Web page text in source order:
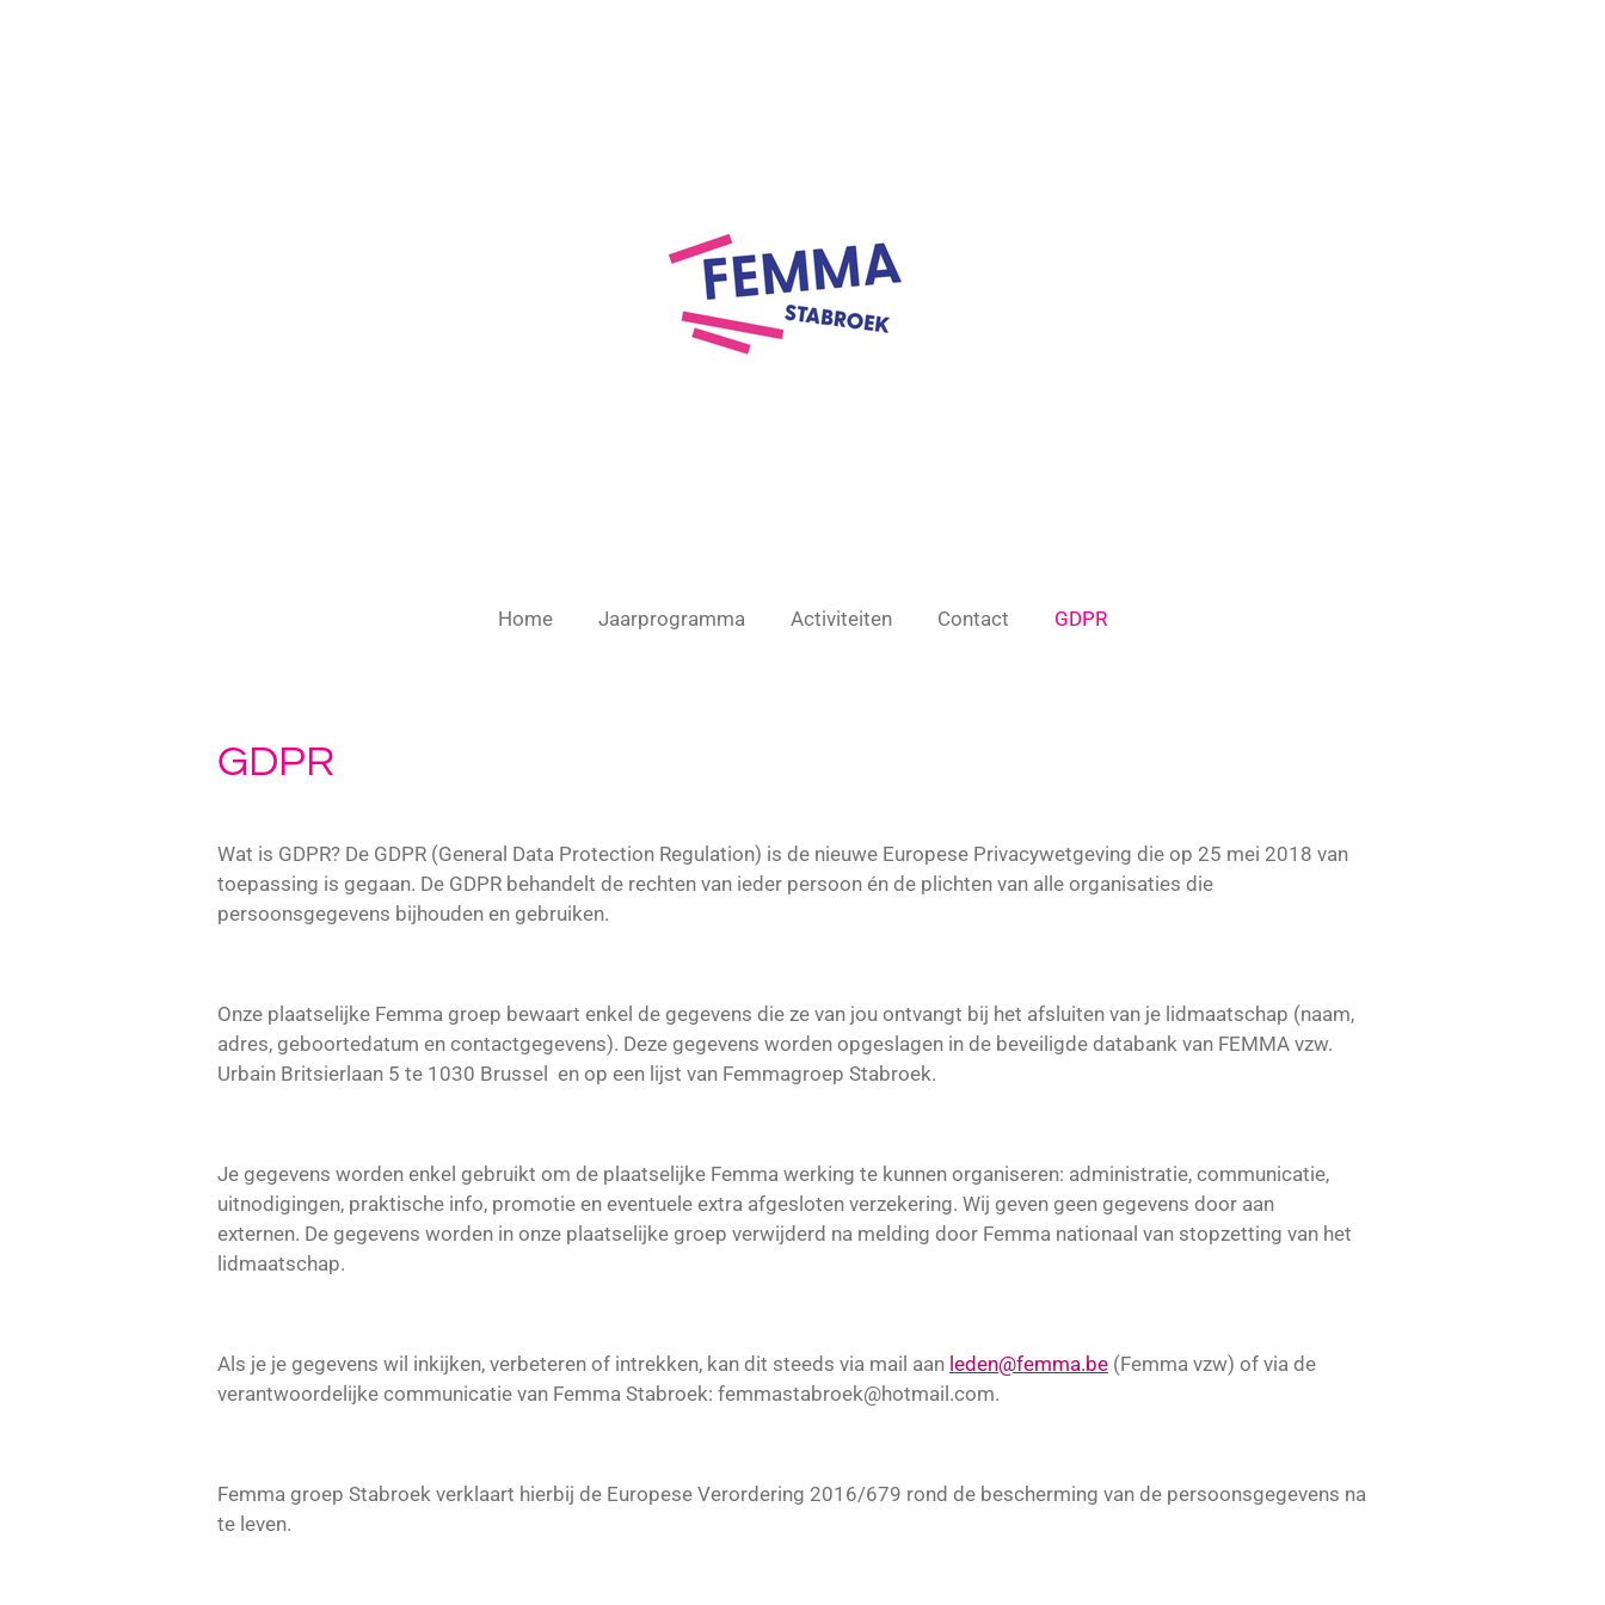
Home Jaarprogramma Activiteiten Contact GDPR
GDPR
Wat is GDPR? De GDPR (General Data Protection Regulation) is de nieuwe Europese Privacywetgeving die op 25 mei 2018 van
toepassing is gegaan. De GDPR behandelt de rechten van ieder persoon én de plichten van alle organisaties die
persoonsgegevens bijhouden en gebruiken.
Onze plaatselijke Femma groep bewaart enkel de gegevens die ze van jou ontvangt bij het afsluiten van je lidmaatschap (naam,
adres, geboortedatum en contactgegevens). Deze gegevens worden opgeslagen in de beveiligde databank van FEMMA vzw.
Urbain Britsierlaan 5 te 1030 Brussel en op een lijst van Femmagroep Stabroek.
Je gegevens worden enkel gebruikt om de plaatselijke Femma werking te kunnen organiseren: administratie, communicatie,
uitnodigingen, praktische info, promotie en eventuele extra afgesloten verzekering. Wij geven geen gegevens door aan
externen. De gegevens worden in onze plaatselijke groep verwijderd na melding door Femma nationaal van stopzetting van het
lidmaatschap.
Als je je gegevens wil inkijken, verbeteren of intrekken, kan dit steeds via mail aan leden@femma.be (Femma vzw) of via de
verantwoordelijke communicatie van Femma Stabroek: femmastabroek@hotmail.com.
Femma groep Stabroek verklaart hierbij de Europese Verordering 2016/679 rond de bescherming van de persoonsgegevens na
te leven.